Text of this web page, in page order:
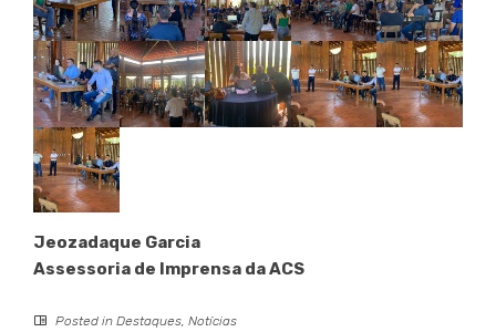
Jeozadaque Garcia
Assessoria de Imprensa da ACS
Posted in Destaques, Notícias